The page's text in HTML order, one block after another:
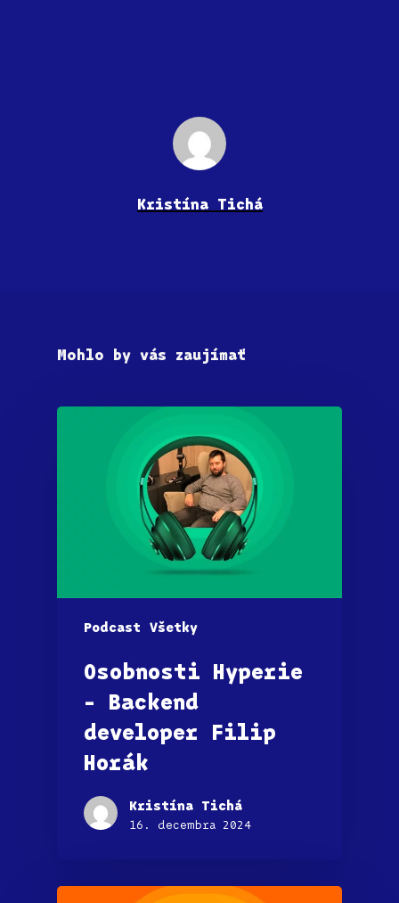
Kristína Tichá
Mohlo by vás zaujímať
Podcast Všetky
Osobnosti Hyperie
– Backend
developer Filip
Horák
Kristína Tichá
16. decembra 2024